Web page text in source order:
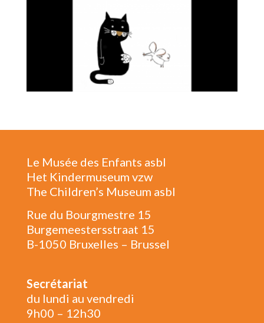
Le Musée des Enfants asbl
Het Kindermuseum vzw
The Children’s Museum asbl
Rue du Bourgmestre 15
Burgemeestersstraat 15
B-1050 Bruxelles – Brussel
Secrétariat
du lundi au vendredi
9h00 – 12h30